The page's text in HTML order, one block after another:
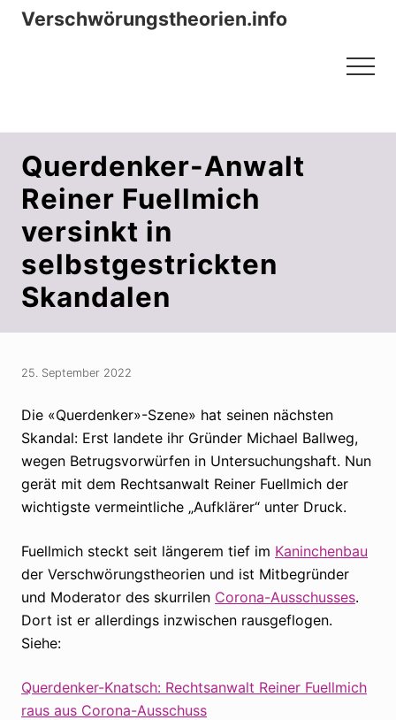
Menu
Zum
ZurVerschwörungstheorien.info
Menu
Querdenker-Anwalt
Reiner Fuellmich
versinkt in
selbstgestrickten
Skandalen
25. September 2022
Die «Querdenker»-Szene» hat seinen nächsten
Skandal: Erst landete ihr Gründer Michael Ballweg,
wegen Betrugsvorwürfen in Untersuchungshaft. Nun
gerät mit dem Rechtsanwalt Reiner Fuellmich der
wichtigste vermeintliche „Aufklärer“ unter Druck.
Fuellmich steckt seit längerem tief im Kaninchenbau
der Verschwörungstheorien und ist Mitbegründer
und Moderator des skurrilen Corona-Ausschusses.
Dort ist er allerdings inzwischen rausgeflogen.
Siehe:
Querdenker-Knatsch: Rechtsanwalt Reiner Fuellmich
raus aus Corona-Ausschuss